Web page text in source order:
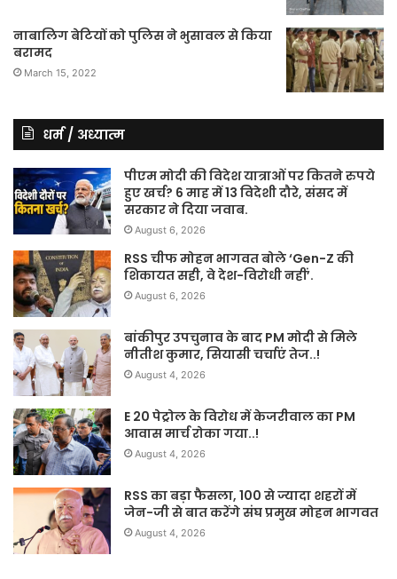
नाबालिग बेटियों को पुलिस ने भुसावल से किया
बरामद
March 15, 2022
धर्म / अध्यात्म
पीएम मोदी की विदेश यात्राओं पर कितने रुपये
हुए खर्च? 6 माह में 13 विदेशी दौरे, संसद में
सरकार ने दिया जवाब.
August 6, 2026
RSS चीफ मोहन भागवत बोले ‘Gen-Z की
शिकायत सही, वे देश-विरोधी नहीं’.
August 6, 2026
बांकीपुर उपचुनाव के बाद PM मोदी से मिले
नीतीश कुमार, सियासी चर्चाएं तेज..!
August 4, 2026
E 20 पेट्रोल के विरोध में केजरीवाल का PM
आवास मार्च रोका गया..!
August 4, 2026
RSS का बड़ा फैसला, 100 से ज्यादा शहरों में
जेन-जी से बात करेंगे संघ प्रमुख मोहन भागवत
August 4, 2026